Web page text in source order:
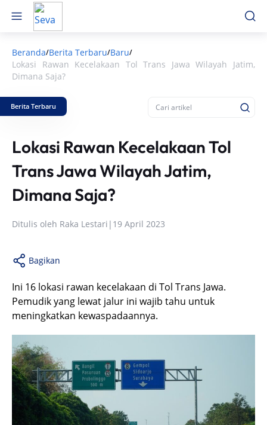
Beranda/Berita Terbaru/Baru/
Lokasi Rawan Kecelakaan Tol Trans Jawa Wilayah Jatim,
Dimana Saja?
Berita Terbaru
Lokasi Rawan Kecelakaan Tol
Trans Jawa Wilayah Jatim,
Dimana Saja?
Ditulis oleh Raka Lestari | 19 April 2023
Bagikan
Ini 16 lokasi rawan kecelakaan di Tol Trans Jawa.
Pemudik yang lewat jalur ini wajib tahu untuk
meningkatkan kewaspadaannya.